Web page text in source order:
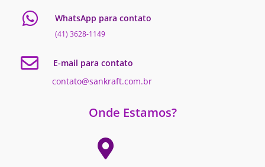
WhatsApp para contato
(41) 3628-1149
E-mail para contato
contato@sankraft.com.br
Onde Estamos?